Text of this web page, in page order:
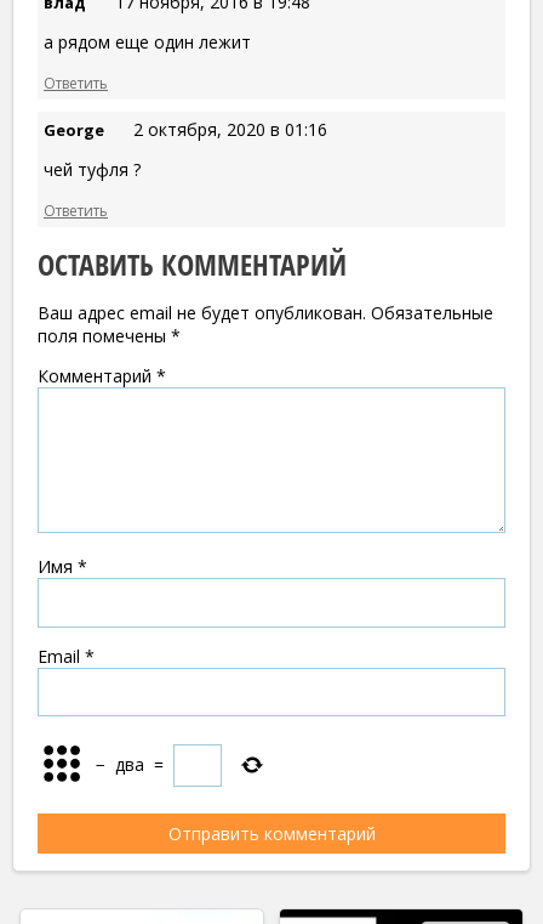
а рядом еще один лежит
Ответить
George
2 октября, 2020 в 01:16
чей туфля ?
Ответить
ОСТАВИТЬ КОММЕНТАРИЙ
Ваш адрес email не будет опубликован. Обязательные
поля помечены *
Комментарий *
Имя *
Email *
− два =